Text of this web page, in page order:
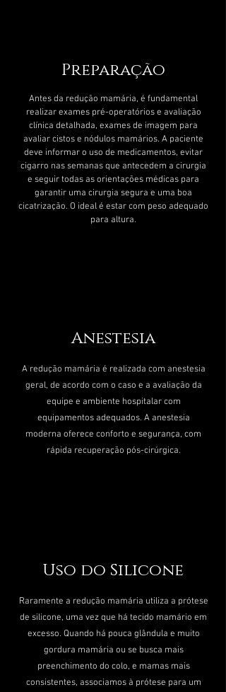
Preparação
Antes da redução mamária, é fundamental
realizar exames pré-operatórios e avaliação
clínica detalhada, exames de imagem para
avaliar cistos e nódulos mamários. A paciente
deve informar o uso de medicamentos, evitar
cigarro nas semanas que antecedem a cirurgia
e seguir todas as orientações médicas para
garantir uma cirurgia segura e uma boa
cicatrização. O ideal é estar com peso adequado
para altura.
Anestesia
A redução mamária é realizada com anestesia
geral, de acordo com o caso e a avaliação da
equipe e ambiente hospitalar com
equipamentos adequados. A anestesia
moderna oferece conforto e segurança, com
rápida recuperação pós-cirúrgica.
Uso do Silicone
Raramente a redução mamária utiliza a prótese
de silicone, uma vez que há tecido mamário em
excesso. Quando há pouca glândula e muito
gordura mamária ou se busca mais
preenchimento do colo, e mamas mais
consistentes, associamos à prótese para um